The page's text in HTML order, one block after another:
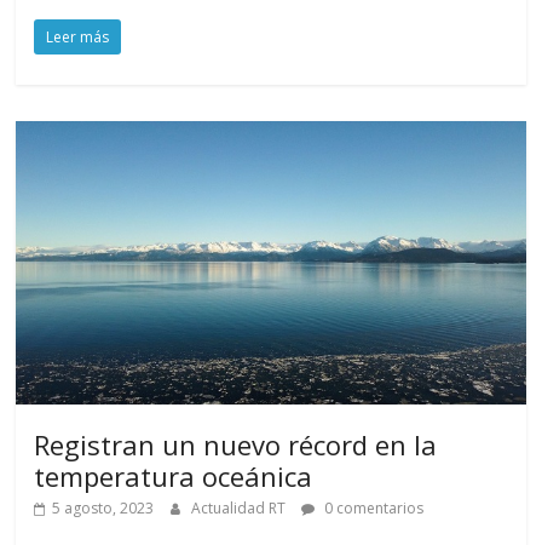
Leer más
Registran un nuevo récord en la
temperatura oceánica
5 agosto, 2023 Actualidad RT 0 comentarios